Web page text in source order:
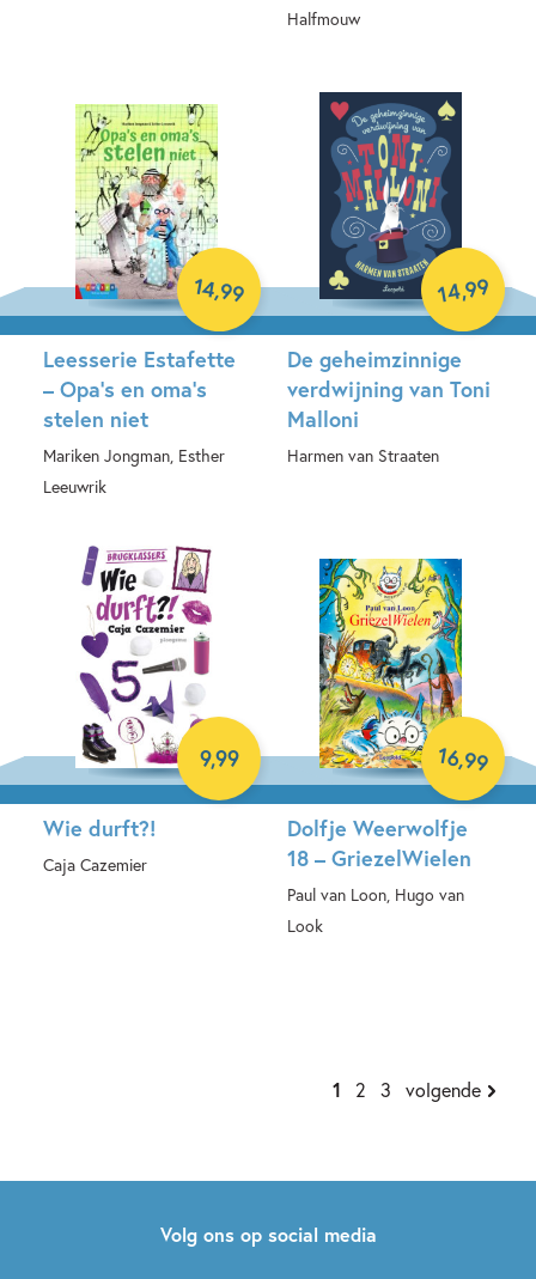
Halfmouw
Leesserie Estafette
– Opa’s en oma’s
stelen niet
Mariken Jongman, Esther
Leeuwrik
14,99
De geheimzinnige
verdwijning van Toni
Malloni
Harmen van Straaten
14,99
Wie durft?!
Caja Cazemier
9,99
Dolfje Weerwolfje
18 – GriezelWielen
Paul van Loon, Hugo van
Look
16,99
1 2 3 volgende
Volg ons op social media